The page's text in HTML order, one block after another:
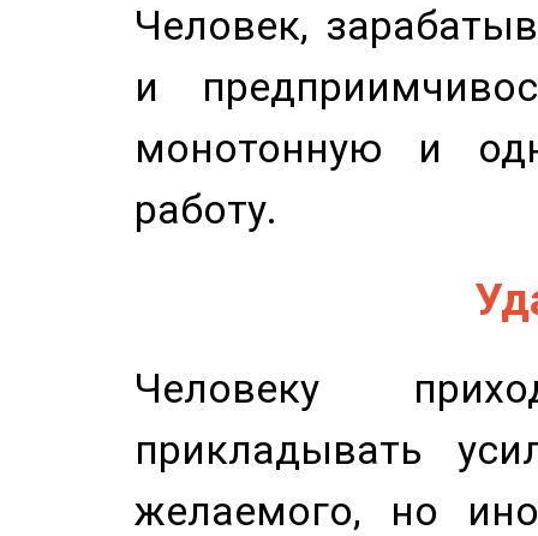
Человек,
и
монотонную и
работу.
Человеку
прикладывать
желаемого, но